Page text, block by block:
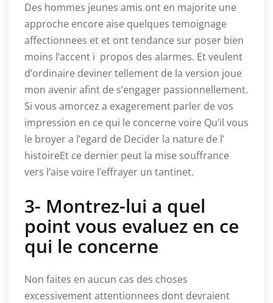
Des hommes jeunes amis ont en majorite une
approche encore aise quelques temoignage
affectionnees et et ont tendance sur poser bien
moins l’accent i propos des alarmes. Et veulent
d’ordinaire deviner tellement de la version joue
mon avenir afint de s’engager passionnellement.
Si vous amorcez a exagerement parler de vos
impression en ce qui le concerne voire Qu’il vous
le broyer a l’egard de Decider la nature de l’
histoireEt ce dernier peut la mise souffrance
vers l’aise voire l’effrayer un tantinet.
3- Montrez-lui a quel
point vous evaluez en ce
qui le concerne
Non faites en aucun cas des choses
excessivement attentionnees dont devraient